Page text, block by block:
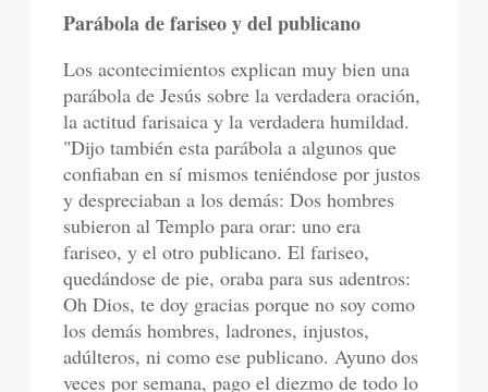
Parábola de fariseo y del publicano
Los acontecimientos explican muy bien una
parábola de Jesús sobre la verdadera oración,
la actitud farisaica y la verdadera humildad.
"Dijo también esta parábola a algunos que
confiaban en sí mismos teniéndose por justos
y despreciaban a los demás: Dos hombres
subieron al Templo para orar: uno era
fariseo, y el otro publicano. El fariseo,
quedándose de pie, oraba para sus adentros:
Oh Dios, te doy gracias porque no soy como
los demás hombres, ladrones, injustos,
adúlteros, ni como ese publicano. Ayuno dos
veces por semana, pago el diezmo de todo lo